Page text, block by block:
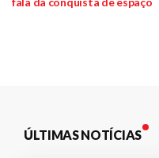
de
ÚLTIMAS NOTÍCIAS